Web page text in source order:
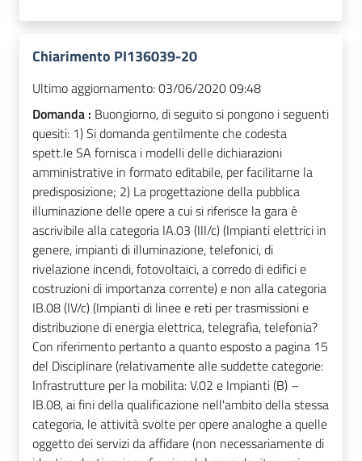
Chiarimento PI136039-20
Ultimo aggiornamento:03/06/2020 09:48
Domanda : Buongiorno, di seguito si pongono i seguenti
quesiti: 1) Si domanda gentilmente che codesta
spett.le SA fornisca i modelli delle dichiarazioni
amministrative in formato editabile, per facilitarne la
predisposizione; 2) La progettazione della pubblica
illuminazione delle opere a cui si riferisce la gara è
ascrivibile alla categoria IA.03 (III/c) (Impianti elettrici in
genere, impianti di illuminazione, telefonici, di
rivelazione incendi, fotovoltaici, a corredo di edifici e
costruzioni di importanza corrente) e non alla categoria
IB.08 (IV/c) (Impianti di linee e reti per trasmissioni e
distribuzione di energia elettrica, telegrafia, telefonia?
Con riferimento pertanto a quanto esposto a pagina 15
del Disciplinare (relativamente alle suddette categorie:
Infrastrutture per la mobilita: V.02 e Impianti (B) –
IB.08, ai fini della qualificazione nell'ambito della stessa
categoria, le attività svolte per opere analoghe a quelle
oggetto dei servizi da affidare (non necessariamente di